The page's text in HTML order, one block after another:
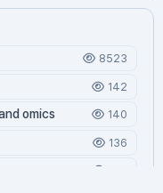
8523
142
omics 140
136